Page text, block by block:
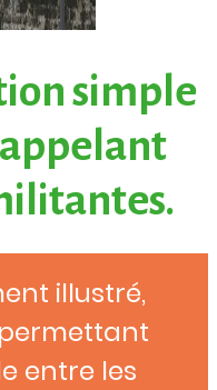
simple
illustré,
entre les